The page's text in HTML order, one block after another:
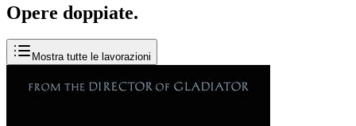
Opere doppiate.
Mostra tutte le lavorazioni